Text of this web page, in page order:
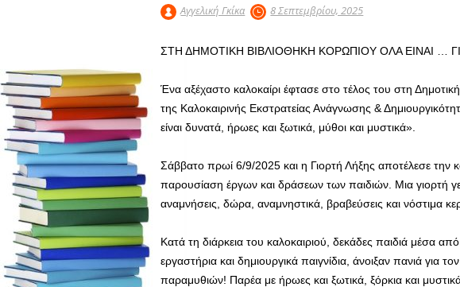
Αγγελική Γκίκα 8 Σεπτεμβρίου, 2025
ΣΤΗ ΔΗΜΟΤΙΚΗ ΒΙΒΛΙΟΘΗΚΗ ΚΟΡΩΠΙΟΥ ΟΛΑ ΕΙΝΑΙ …
Ένα αξέχαστο καλοκαίρι έφτασε στο τέλος του στη
της Καλοκαιρινής Εκστρατείας Ανάγνωσης &
είναι δυνατά, ήρωες και ξωτικά, μύθοι και μυστικά».
Σάββατο πρωί 6/9/2025 και η Γιορτή Λήξης αποτέλεσε την
παρουσίαση έργων και δράσεων των παιδιών. Μια γιορτή
αναμνήσεις, δώρα, αναμνηστικά, βραβεύσεις και νόστιμα
Κατά τη διάρκεια του καλοκαιριού, δεκάδες παιδιά μέσα από
εργαστήρια και δημιουργικά παιγνίδια, άνοιξαν πανιά για
παραμυθιών! Παρέα με ήρωες και ξωτικά, ξόρκια και